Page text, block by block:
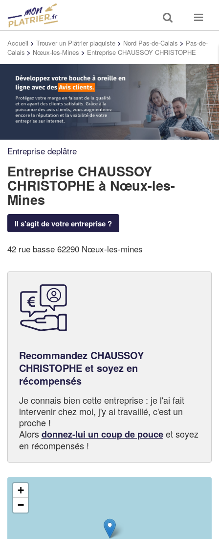
Toggle
search
Toggle
Accueil > Trouver un Plâtrier plaquiste > Nord Pas-de-Calais > Pas-de-
Calais > Nœux-les-Mines > Entreprise CHAUSSOY CHRISTOPHE
Entreprise deplâtre
Entreprise CHAUSSOY
CHRISTOPHE à Nœux-les-
Mines
Il s'agit de votre entreprise ?
42 rue basse 62290 Nœux-les-mines
Recommandez CHAUSSOY
CHRISTOPHE et soyez en
récompensés
Je connais bien cette entreprise : je l'ai fait
intervenir chez moi, j'y ai travaillé, c'est un
proche !
Alorsdonnez-lui un coup de pouceet soyez
en récompensés !
+
−